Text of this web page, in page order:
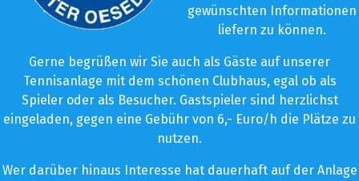
gewünschten Informationen
liefern zu können.
Gerne begrüßen wir Sie auch als Gäste auf unserer
Tennisanlage mit dem schönen Clubhaus, egal ob als
Spieler oder als Besucher. Gastspieler sind herzlichst
eingeladen, gegen eine Gebühr von 6,- Euro/h die Plätze zu
nutzen.
Wer darüber hinaus Interesse hat dauerhaft auf der Anlage